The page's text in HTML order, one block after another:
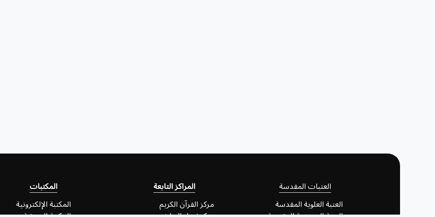
العتبات المقدسة
العتبة العلوية المقدسة
المراكز التابعة
مركز القرآن الكريم
المكتبات
المكتبة الإلكترونية